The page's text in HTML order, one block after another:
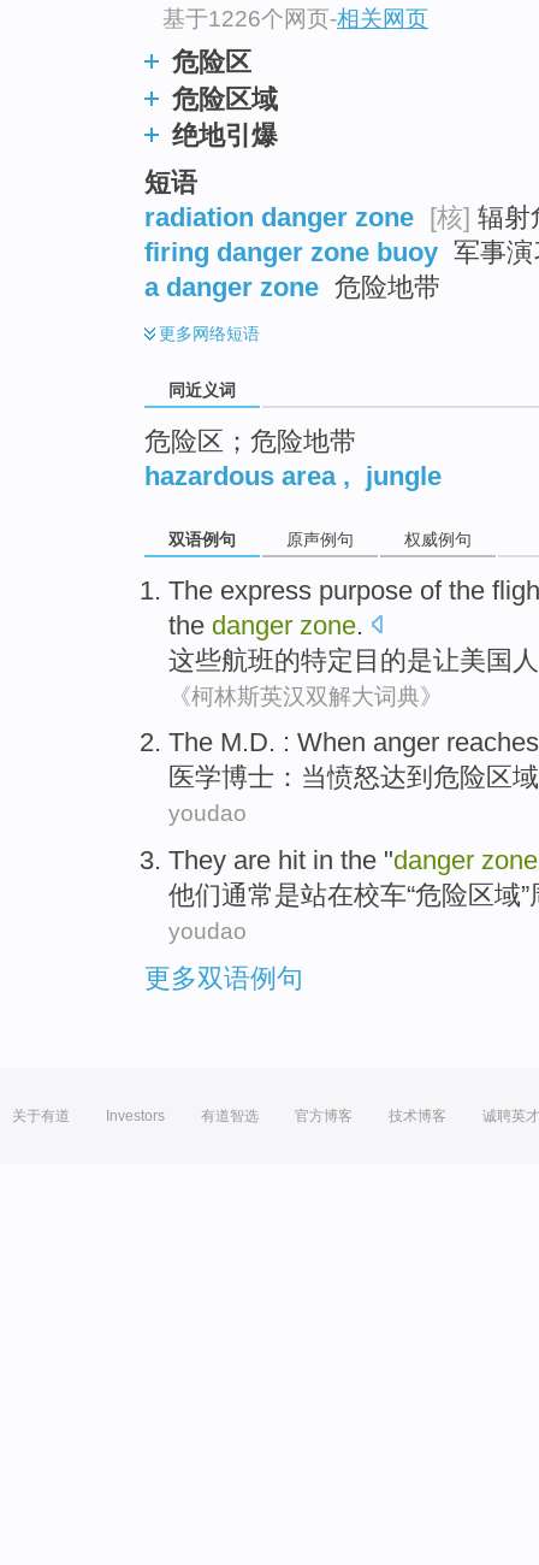
基于1226个网页-相关网页
危险区
危险区域
绝地引爆
短语
radiation danger zone [核] 辐射
firing danger zone buoy 军事
a danger zone 危险地带
更多网络短语
同近义词
危险区；危险地带
hazardous area, jungle
双语例句 原声例句 权威例句
The express purpose ofthe
the danger zone.
这些航班的特定 目的是让美国人
《柯林斯英汉双解大词典》
The M.D. : When anger
医学博士： 当愤怒达到 危险 区
youdao
They are hit in the "danger zone
他们通常是站在校车“危险区域”
youdao
更多双语例句
关于有道 Investors 有道智选 官方博客 技术博客 诚聘英才